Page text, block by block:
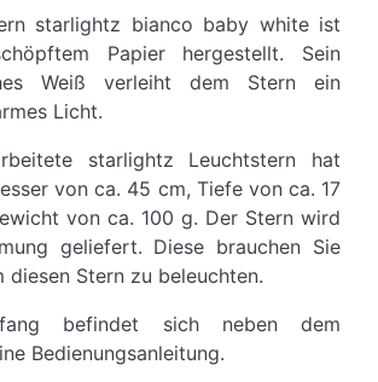
starlightz bianco baby white ist
Papier hergestellt. Sein
Weiß verleiht dem Stern ein
Licht.
starlightz Leuchtstern hat
von ca. 45 cm, Tiefe von ca. 17
von ca. 100 g. Der Stern wird
geliefert. Diese brauchen Sie
diesen Stern zu beleuchten.
befindet sich neben dem
Bedienungsanleitung.